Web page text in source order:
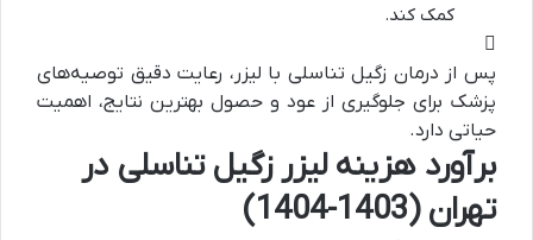
کمک کند.
پس از درمان زگیل تناسلی با لیزر، رعایت دقیق توصیه‌های
پزشک برای جلوگیری از عود و حصول بهترین نتایج، اهمیت
حیاتی دارد.
برآورد هزینه لیزر زگیل تناسلی در
تهران (1403-1404)